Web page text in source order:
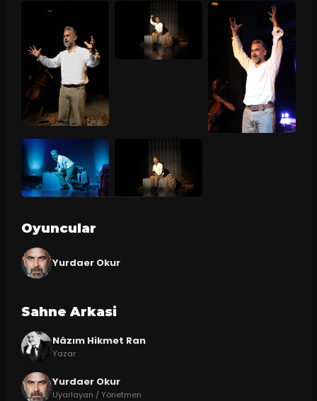
Oyuncular
Yurdaer Okur
Sahne Arkasi
Nâzım Hikmet Ran
Yazar
Yurdaer Okur
Uyarlayan / Yönetmen